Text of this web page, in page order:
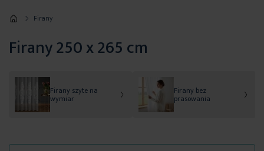
Firany
Firany 250 x 265 cm
Firany szyte na
wymiar
Firany bez
prasowania